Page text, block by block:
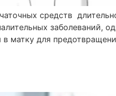
средств
заболеваний,
матку для